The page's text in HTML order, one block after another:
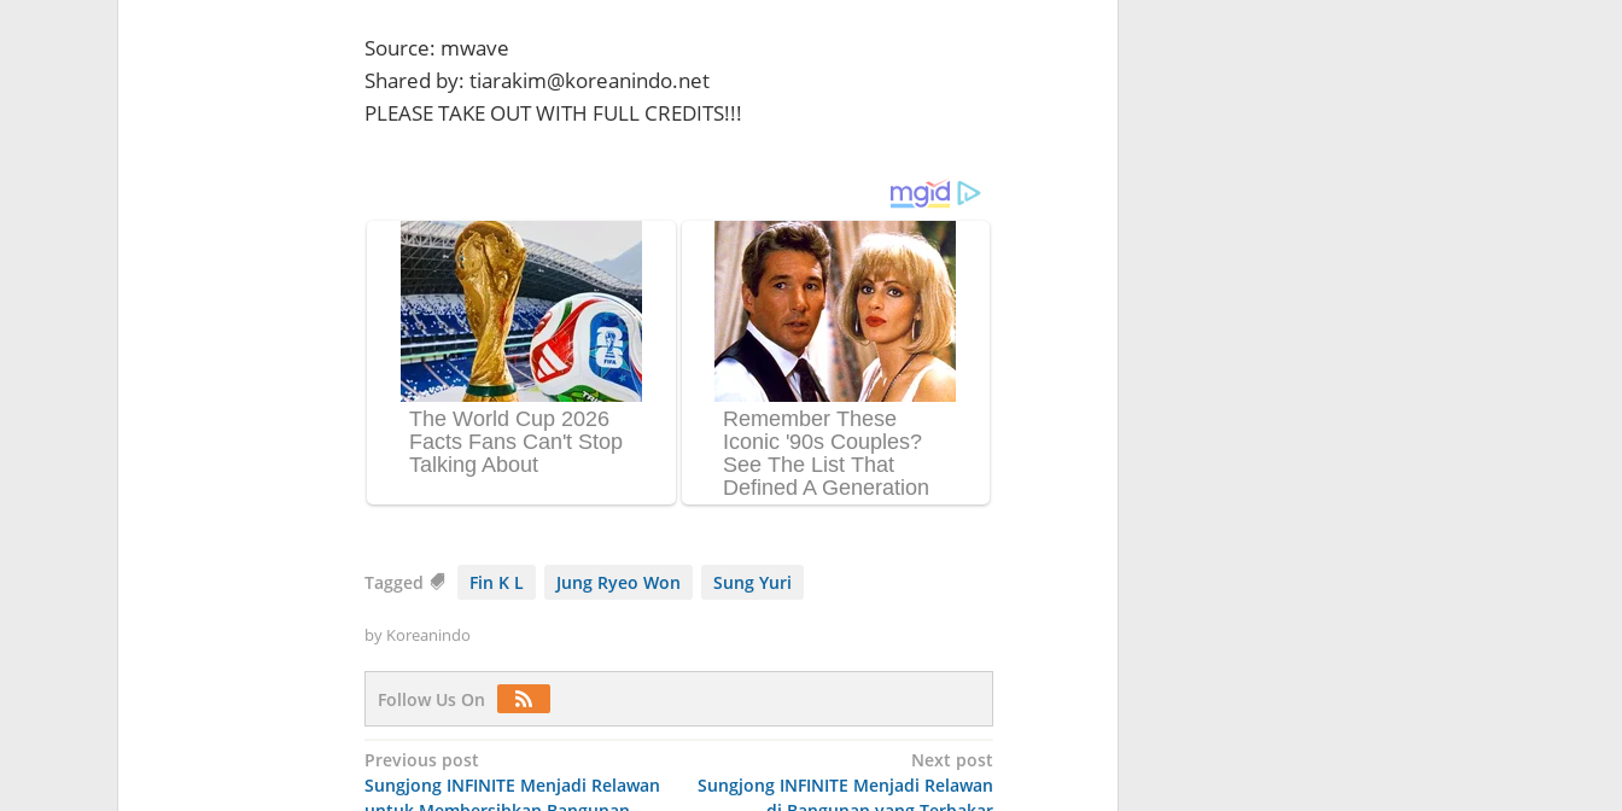
Source: mwave
Shared by: tiarakim@koreanindo.net
PLEASE TAKE OUT WITH FULL CREDITS!!!
Tagged Fin K L Jung Ryeo Won Sung Yuri
by Koreanindo
Follow Us On
Post
navigation
Previous post
Sungjong INFINITE Menjadi Relawan
Next post
Sungjong INFINITE Menjadi Relawan